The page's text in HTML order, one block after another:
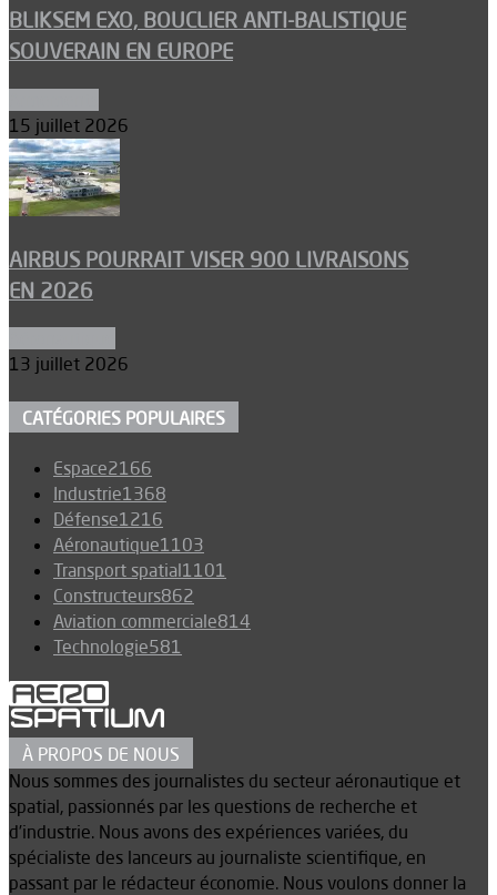
BLIKSEM EXO, BOUCLIER ANTI-BALISTIQUE
SOUVERAIN EN EUROPE
15 juillet 2026
AIRBUS POURRAIT VISER 900 LIVRAISONS
EN 2026
13 juillet 2026
CATÉGORIES POPULAIRES
Espace2166
Industrie1368
Défense1216
Aéronautique1103
Transport spatial1101
Constructeurs862
Aviation commerciale814
Technologie581
À PROPOS DE NOUS
Nous sommes des journalistes du secteur aéronautique et
spatial, passionnés par les questions de recherche et
d’industrie. Nous avons des expériences variées, du
spécialiste des lanceurs au journaliste scientifique, en
passant par le rédacteur économie. Nous voulons donner la